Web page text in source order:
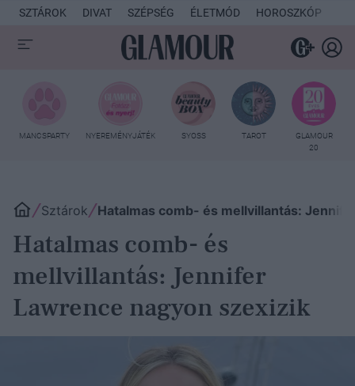
SZTÁROK DIVAT SZÉPSÉG ÉLETMÓD HOROSZKÓP
MANCSPARTY NYEREMÉNYJÁTÉK SYOSS TAROT
GLAMOUR
20
Sztárok Hatalmas comb- és mellvillantás:
Hatalmas comb- és
mellvillantás: Jennifer
Lawrence nagyon szexizik